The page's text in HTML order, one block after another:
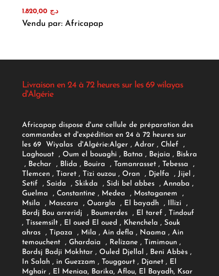
د.ج 1.820,00
Vendu par: Africapap
Livraison en 24 à 72 heures sur les 69 wilayas
d'Algérie
Africapap dispose d'une cellule de préparation des
commandes et d'expédition en 24 à 72 heures sur
les 69 Wiyalas d'Algérie:Alger , Adrar, Chlef ,
Laghouat , Oum el bouaghi , Batna , Bejaia , Biskra
, Bechar , Blida , Bouira , Tamanrasset , Tebessa ,
Tlemcen , Tiaret , Tizi ouzou , Oran , Djelfa , Jijel ,
Setif , Saida , Skikda , Sidi bel abbes , Annaba ,
Guelma , Constantine , Medea , Mostaganem ,
Msila , Mascara , Ouargla , El bayadh , Illizi ,
Bordj Bou arreridj , Boumerdes , El taref , Tindouf
, Tissemsilt , El oued El oued , Khenchela , Souk
ahras , Tipaza , Mila , Ain defla , Naama , Ain
temouchent , Ghardaia , Relizane , Timimoun ,
Bordsj Badji Mokhtar , Ouled Djellal , Beni Abbès ,
In Salah , in Guezzam , Touggourt , Djanet , El
Mghair , El Meniaa, Barika, Aflou, El Bayadh, Ksar